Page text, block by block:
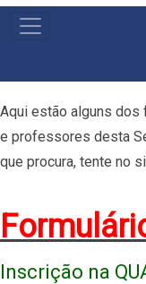
MENU
Aqui estão alguns
e professores desta
que procura, tente no
Inscrição na